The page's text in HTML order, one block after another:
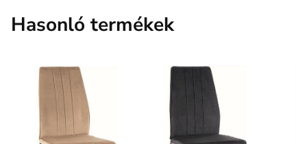
Hasonló termékek